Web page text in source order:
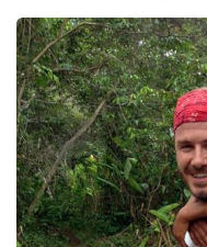
Showbyznys
Youtubeři
Virály
Sex a vztahy